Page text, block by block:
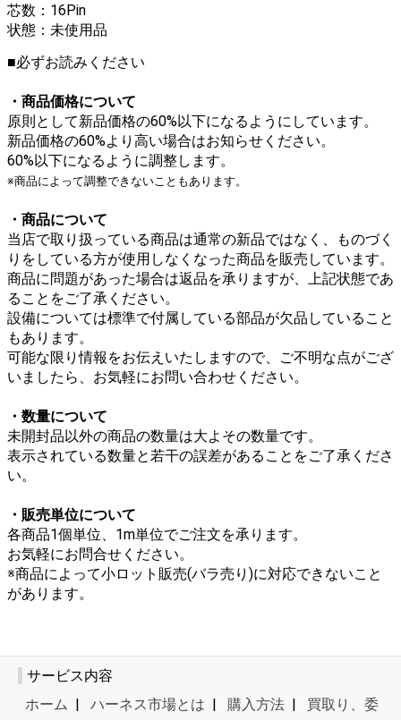
芯数：16Pin
状態：未使用品
■必ずお読みください
・商品価格について
原則として新品価格の60%以下になるようにしています。
新品価格の60%より高い場合はお知らせください。
60%以下になるように調整します。
※商品によって調整できないこともあります。
・商品について
当店で取り扱っている商品は通常の新品ではなく、ものづく
りをしている方が使用しなくなった商品を販売しています。
商品に問題があった場合は返品を承りますが、上記状態であ
ることをご了承ください。
設備については標準で付属している部品が欠品していること
もあります。
可能な限り情報をお伝えいたしますので、ご不明な点がござ
いましたら、お気軽にお問い合わせください。
・数量について
未開封品以外の商品の数量は大よその数量です。
表示されている数量と若干の誤差があることをご了承くださ
い。
・販売単位について
各商品1個単位、1m単位でご注文を承ります。
お気軽にお問合せください。
※商品によって小ロット販売(バラ売り)に対応できないこと
があります。
サービス内容
ホーム | ハーネス市場とは | 購入方法 | 買取り、委